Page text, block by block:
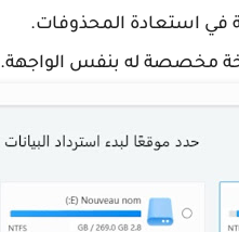
في استعادة المحذوفات.
مخصصة له بنفس الواجهة.